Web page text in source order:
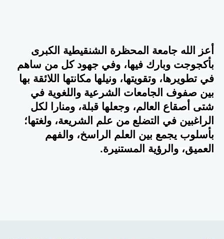
أعز الله جامعة المحظرة الشنقيطية الكبرى
بأكجوجت وبارك فيها، وفي جهود كل من ساهم
في تطويرها، وتقويتها، ونيلها مكانتها اللائقة بها
بين صفوف الجامعات الشرعية واللغوية في
شتى أصقاع العالم، وجعلها قبلة، ومنارا لكل
الراغبين في التضلع من علم الشريعة، ولغتها؛
بأسلوب يجمع بين العلم الراسخ، والفهم
العميق، والرؤية المستنيرة.